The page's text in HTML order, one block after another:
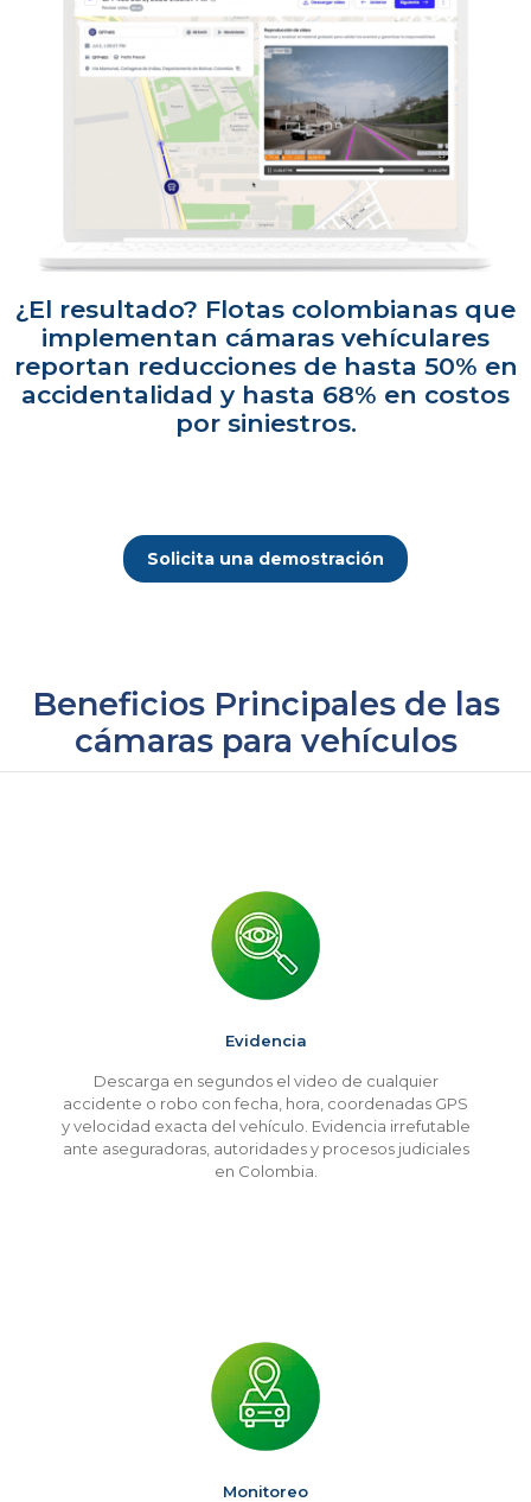
¿El resultado? Flotas colombianas que
implementan cámaras vehículares
reportan reducciones de hasta 50% en
accidentalidad y hasta 68% en costos
por siniestros.
Solicita una demostración
Beneficios Principales de las
cámaras para vehículos
Evidencia
Descarga en segundos el video de cualquier
accidente o robo con fecha, hora, coordenadas GPS
y velocidad exacta del vehículo. Evidencia irrefutable
ante aseguradoras, autoridades y procesos judiciales
en Colombia.
Monitoreo